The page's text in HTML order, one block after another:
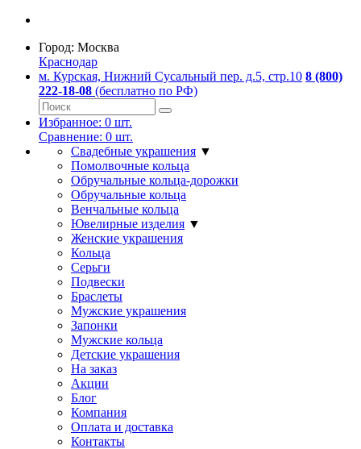
Город: Москва
Краснодар
м. Курская, Нижний Сусальный пер. д.5, стр.10 8 (800)
222-18-08 (бесплатно по РФ)
Избранное: 0 шт.
Сравнение: 0 шт.
Свадебные украшения ▼
Помолвочные кольца
Обручальные кольца-дорожки
Обручальные кольца
Венчальные кольца
Ювелирные изделия ▼
Женские украшения
Кольца
Серьги
Подвески
Браслеты
Мужские украшения
Запонки
Мужские кольца
Детские украшения
На заказ
Акции
Блог
Компания
Оплата и доставка
Контакты